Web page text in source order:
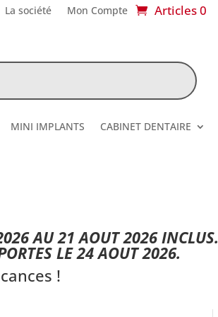
La société Mon Compte Articles 0
MINI IMPLANTS CABINET DENTAIRE
AU 21 AOUT 2026 INCLUS.
LE 24 AOUT 2026.
!